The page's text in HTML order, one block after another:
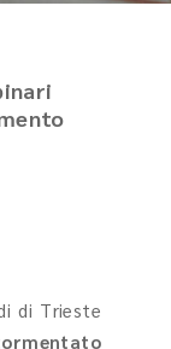
di Trieste